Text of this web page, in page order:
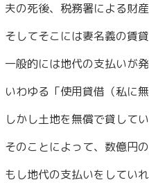
夫の死後、税務署による財
そしてそこには妻名義の賃
一般的には地代の支払いが
いわゆる「使用貸借（私に
しかし土地を無償で貸して
そのことによって、数億円
もし地代の支払いをしてい